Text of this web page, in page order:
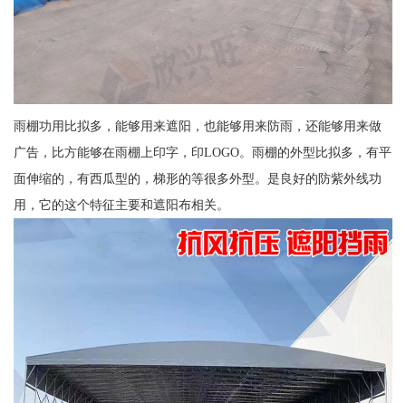
雨棚功用比拟多，能够用来遮阳，也能够用来防雨，还能够用来做
广告，比方能够在雨棚上印字，印LOGO。雨棚的外型比拟多，有平
面伸缩的，有西瓜型的，梯形的等很多外型。是良好的防紫外线功
用，它的这个特征主要和遮阳布相关。